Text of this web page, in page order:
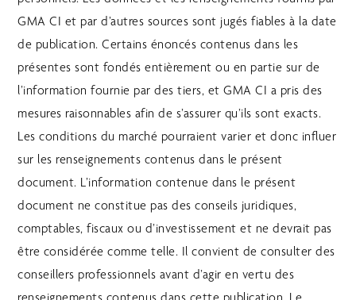
GMA CI et par d’autres sources sont jugés fiables à la date
de publication. Certains énoncés contenus dans les
présentes sont fondés entièrement ou en partie sur de
l’information fournie par des tiers, et GMA CI a pris des
mesures raisonnables afin de s’assurer qu’ils sont exacts.
Les conditions du marché pourraient varier et donc influer
sur les renseignements contenus dans le présent
document. L’information contenue dans le présent
document ne constitue pas des conseils juridiques,
comptables, fiscaux ou d’investissement et ne devrait pas
être considérée comme telle. Il convient de consulter des
conseillers professionnels avant d’agir en vertu des